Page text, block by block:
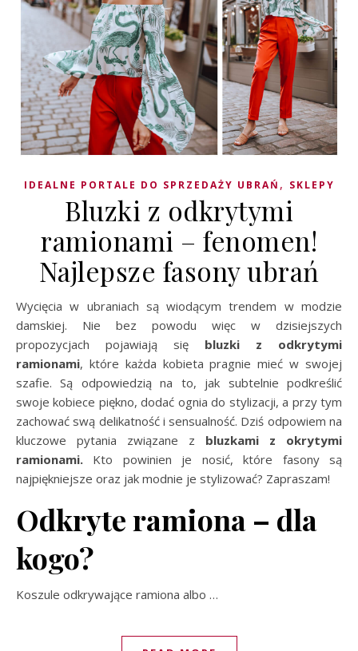
IDEALNE PORTALE DO SPRZEDAŻY UBRAŃ , SKLEPY
Bluzki z odkrytymi
ramionami – fenomen!
Najlepsze fasony ubrań
Wycięcia w ubraniach są wiodącym trendem w modzie
damskiej. Nie bez powodu więc w dzisiejszych
propozycjach pojawiają się bluzki z odkrytymi
ramionami, które każda kobieta pragnie mieć w swojej
szafie. Są odpowiedzią na to, jak subtelnie podkreślić
swoje kobiece piękno, dodać ognia do stylizacji, a przy tym
zachować swą delikatność i sensualność. Dziś odpowiem na
kluczowe pytania związane z bluzkami z okrytymi
ramionami. Kto powinien je nosić, które fasony są
najpiękniejsze oraz jak modnie je stylizować? Zapraszam!
Odkryte ramiona – dla
kogo?
Koszule odkrywające ramiona albo …